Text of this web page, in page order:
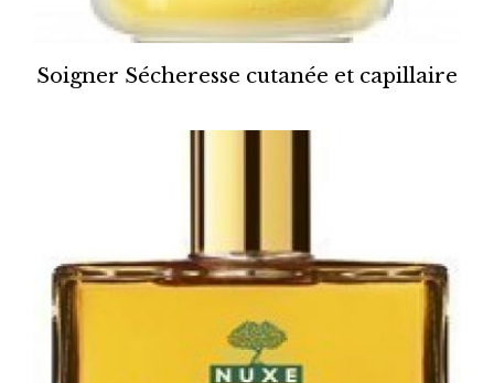
Soigner Sécheresse cutanée et capillaire